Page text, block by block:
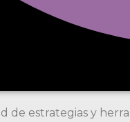
de estrategias y